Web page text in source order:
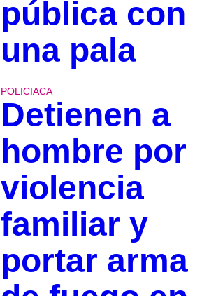
pública con
una pala
POLICIACA
Detienen a
hombre por
violencia
familiar y
portar arma